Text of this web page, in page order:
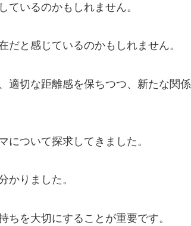
いるのかもしれません。
と感じているのかもしれません。
適切な距離感を保ちつつ、新たな関係
について探求してきました。
かりました。
を大切にすることが重要です。